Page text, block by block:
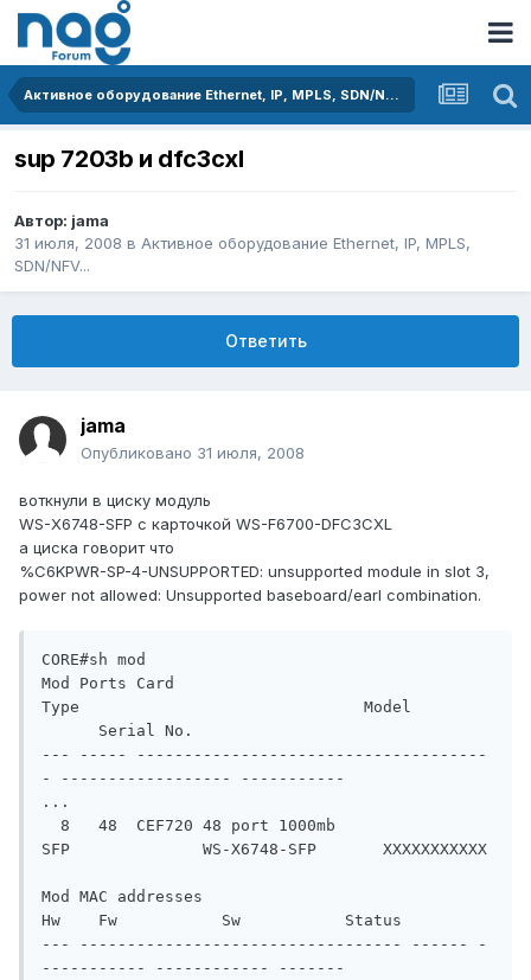
Активное оборудование Ethernet, IP, MPLS, SDN/NFV...
sup 7203b и dfc3cxl
Автор: jama
31 июля, 2008 в Активное оборудование Ethernet, IP, MPLS,
SDN/NFV...
Ответить
jama
Опубликовано 31 июля, 2008
воткнули в циску модуль
WS-X6748-SFP с карточкой WS-F6700-DFC3CXL
а циска говорит что
%C6KPWR-SP-4-UNSUPPORTED: unsupported module in slot 3,
power not allowed: Unsupported baseboard/earl combination.
CORE#sh mod
Mod Ports Card
Type                              Model
Serial No.
--- ----- -------------------------------------
- ------------------ -----------
...
8   48  CEF720 48 port 1000mb
SFP              WS-X6748-SFP       XXXXXXXXXXX
Mod MAC addresses
Hw    Fw           Sw           Status
--- ---------------------------------- ------ -
----------- ------------ -------